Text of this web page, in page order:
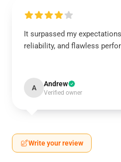
It surpassed my
reliability, and flawless
A Andrew
Verified owner
Write your review